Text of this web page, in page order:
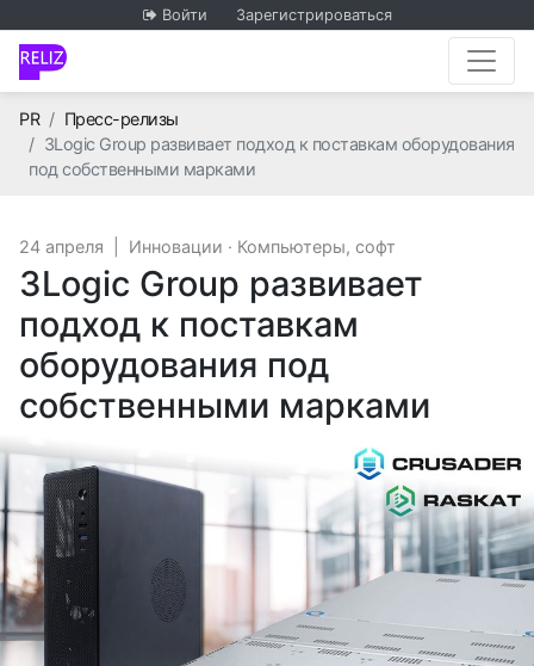
Войти Зарегистрироваться
PRГлавная
Пресс-релизы
3Logic Group развивает подход к поставкам оборудования
под собственными марками
24 апреля Инновации · Компьютеры, софт
3Logic Group развивает
подход к поставкам
оборудования под
собственными марками